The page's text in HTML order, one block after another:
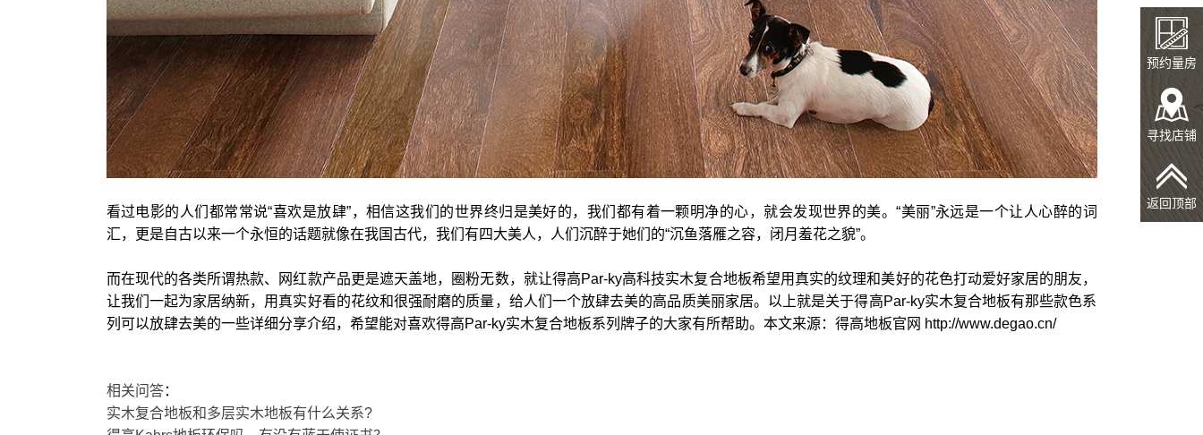
看过电影的人们都常常说“喜欢是放肆”，相信这我们的世界终归是美好的，我们都有着一颗明净的心，就会发现世界的美。“美丽”永远是一个让人心醉的词
汇，更是自古以来一个永恒的话题就像在我国古代，我们有四大美人，人们沉醉于她们的“沉鱼落雁之容，闭月羞花之貌”。
而在现代的各类所谓热款、网红款产品更是遮天盖地，圈粉无数，就让得高Par-ky高科技实木复合地板希望用真实的纹理和美好的花色打动爱好家居的朋友，
让我们一起为家居纳新，用真实好看的花纹和很强耐磨的质量，给人们一个放肆去美的高品质美丽家居。以上就是关于得高Par-ky实木复合地板有那些款色系
列可以放肆去美的一些详细分享介绍，希望能对喜欢得高Par-ky实木复合地板系列牌子的大家有所帮助。本文来源：得高地板官网 http://www.degao.cn/
相关问答：
实木复合地板和多层实木地板有什么关系?
预约量房
寻找店铺
返回顶部